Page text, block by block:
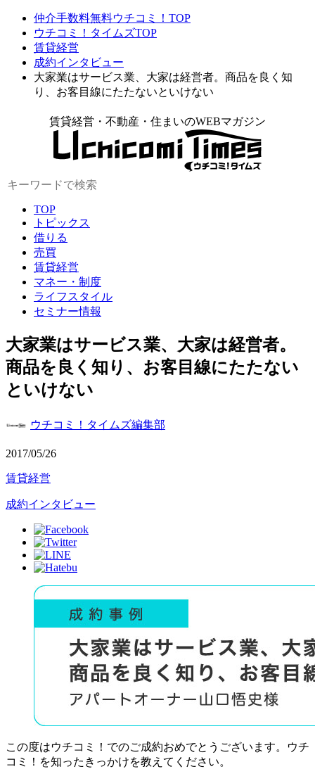
仲介手数料無料ウチコミ！TOP
ウチコミ！タイムズTOP
賃貸経営
成約インタビュー
大家業はサービス業、大家は経営者。商品を良く知
り、お客目線にたたないといけない
賃貸経営・不動産・住まいのWEBマガジン
TOP
トピックス
借りる
売買
賃貸経営
マネー・制度
ライフスタイル
セミナー情報
大家業はサービス業、大家は経営者。
商品を良く知り、お客目線にたたない
といけない
ウチコミ！タイムズ編集部
2017/05/26
賃貸経営
成約インタビュー
この度はウチコミ！でのご成約おめでとうございます。ウチ
コミ！を知ったきっかけを教えてください。